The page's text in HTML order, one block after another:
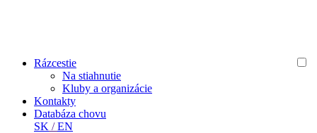
Rázcestie
Na stiahnutie
Kluby a organizácie
Kontakty
Databáza chovu
SK /EN